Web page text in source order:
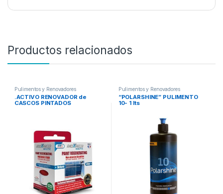
Productos relacionados
Pulimentos y Renovadores
.ACTIVO RENOVADOR de
CASCOS PINTADOS
Pulimentos y Renovadores
“POLARSHINE” PULIMENTO
10- 1 lts